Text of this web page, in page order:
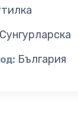
Сунгурларска
България